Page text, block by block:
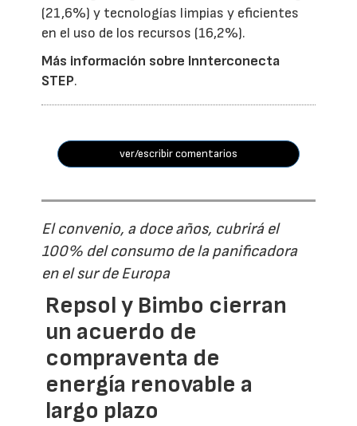
(21,6%) y tecnologías limpias y eficientes
en el uso de los recursos (16,2%).
Más información sobre Innterconecta
STEP.
ver/escribir comentarios
El convenio, a doce años, cubrirá el
100% del consumo de la panificadora
en el sur de Europa
Repsol y Bimbo cierran
un acuerdo de
compraventa de
energía renovable a
largo plazo